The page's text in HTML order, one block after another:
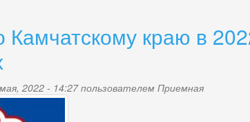
краю в
2022 - 14:27 пользователем Приемная